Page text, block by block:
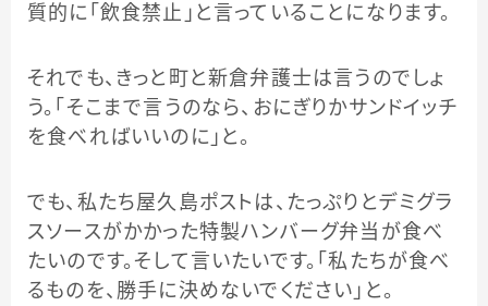
質的に「飲食禁止」と言っていることになります。
それでも、きっと町と新倉弁護士は言うのでしょ
う。「そこまで言うのなら、おにぎりかサンドイッチ
を食べればいいのに」と。
でも、私たち屋久島ポストは、たっぷりとデミグラ
スソースがかかった特製ハンバーグ弁当が食べ
たいのです。そして言いたいです。「私たちが食べ
るものを、勝手に決めないでください」と。